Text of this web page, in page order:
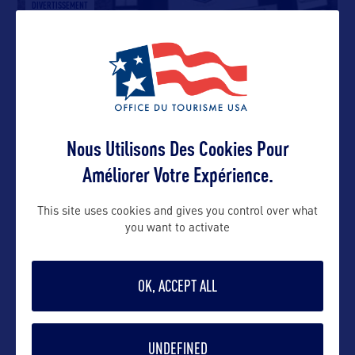
DIVERTISSEMENT
NASCAR Hall of Fame
DIVERTISSEMENT
La Caroline du Nord est très prisée des amateurs
Nous Utilisons Des Cookies Pour
Améliorer Votre Expérience.
This site uses cookies and gives you control over what
you want to activate
OK, ACCEPT ALL
UNDEFINED